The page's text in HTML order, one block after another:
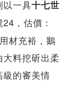
以一具十七世
24，估價：
材充裕，鵝
料挖斫出柔
的審美情